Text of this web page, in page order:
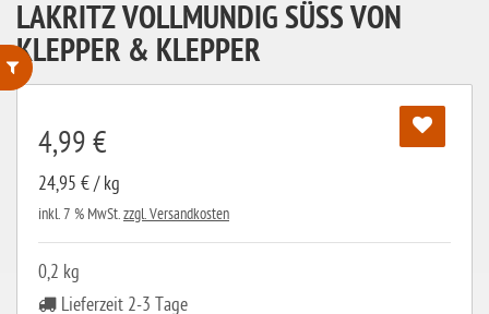
laktosefrei
ohne Hefe
ohne Soja
LAKRITZ VOLLMUNDIG SÜSS VON
KLEPPER & KLEPPER
4,99 €
24,95 € / kg
inkl. 7 % MwSt.zzgl. Versandkosten
0,2 kg
Lieferzeit 2-3 Tage